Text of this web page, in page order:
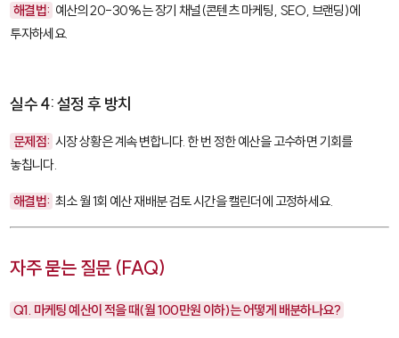
해결법: 예산의 20-30%는 장기 채널(콘텐츠 마케팅, SEO, 브랜딩)에
투자하세요.
실수 4: 설정 후 방치
문제점: 시장 상황은 계속 변합니다. 한 번 정한 예산을 고수하면 기회를
놓칩니다.
해결법: 최소 월 1회 예산 재배분 검토 시간을 캘린더에 고정하세요.
자주 묻는 질문 (FAQ)
Q1. 마케팅 예산이 적을 때(월 100만원 이하)는 어떻게 배분하나요?